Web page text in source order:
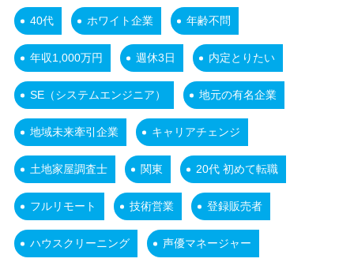
40代 ホワイト企業 年齢不問
年収1,000万円 週休3日 内定とりたい
SE（システムエンジニア） 地元の有名企業
地域未来牽引企業 キャリアチェンジ
土地家屋調査士 関東 20代 初めて転職
フルリモート 技術営業 登録販売者
ハウスクリーニング 声優マネージャー